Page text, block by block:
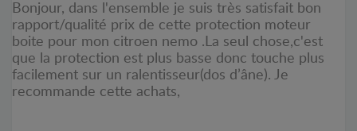
Bonjour, dans l'ensemble je suis très satisfait bon
rapport/qualité prix de cette protection moteur
boite pour mon citroen nemo .La seul chose,c'est
que la protection est plus basse donc touche plus
facilement sur un ralentisseur(dos d’âne). Je
recommande cette achats,